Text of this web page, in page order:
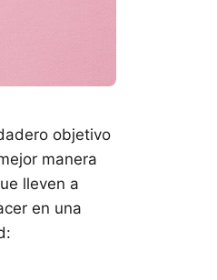
objetivo
manera
lleven a
en una